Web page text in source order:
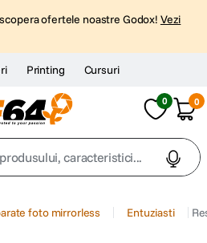
ofertele noastre Godox! Vezi
Printing Cursuri
0 0
caracteristici...
foto mirrorless Entuziasti